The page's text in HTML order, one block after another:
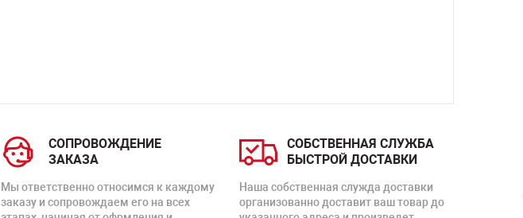
СОПРОВОЖДЕНИЕ
ЗАКАЗА
Мы ответственно относимся к каждому
заказу и сопровождаем его на всех
СОБСТВЕННАЯ СЛУЖБА
БЫСТРОЙ ДОСТАВКИ
Наша собственная служда доставки
организованно доставит ваш товар до